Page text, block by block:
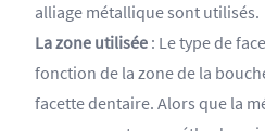
alliage métallique sont utilisés.
La zone utilisée : Le type de
fonction de la zone de la
facette dentaire. Alors que la